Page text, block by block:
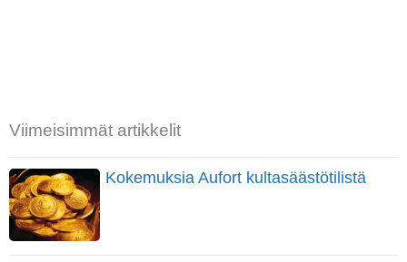
Viimeisimmät artikkelit
Kokemuksia Aufort kultasäästötilistä